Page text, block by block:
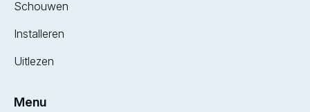
Schouwen
Installeren
Uitlezen
Menu